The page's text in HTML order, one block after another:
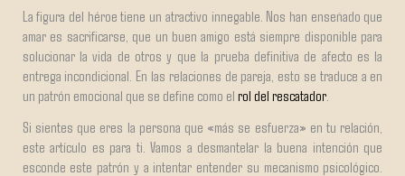
La figura del héroe tiene un atractivo innegable. Nos han enseñado que
amar es sacrificarse, que un buen amigo está siempre disponible para
solucionar la vida de otros y que la prueba definitiva de afecto es la
entrega incondicional. En las relaciones de pareja, esto se traduce a en
un patrón emocional que se define como el rol del rescatador.
Si sientes que eres la persona que «más se esfuerza» en tu relación,
este artículo es para ti. Vamos a desmantelar la buena intención que
esconde este patrón y a intentar entender su mecanismo psicológico.